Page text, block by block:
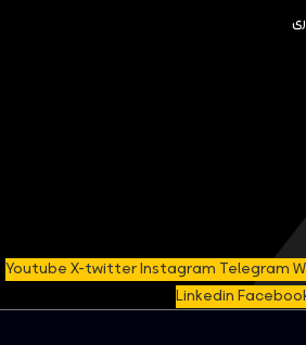
YoutubeX-twitterInstagram Telegram
Linkedin